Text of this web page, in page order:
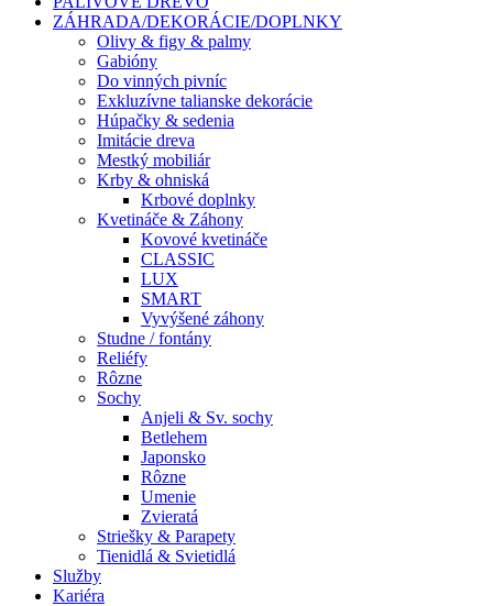
ZÁHRADA/DEKORÁCIE/DOPLNKY
Olivy & figy & palmy
Gabióny
Do vinných pivníc
Exkluzívne talianske dekorácie
Húpačky & sedenia
Imitácie dreva
Mestký mobiliár
Krby & ohniská
Krbové doplnky
Kvetináče & Záhony
Kovové kvetináče
CLASSIC
LUX
SMART
Vyvýšené záhony
Studne / fontány
Reliéfy
Rôzne
Sochy
Anjeli & Sv. sochy
Betlehem
Japonsko
Rôzne
Umenie
Zvieratá
Striešky & Parapety
Tienidlá & Svietidlá
Služby
Kariéra